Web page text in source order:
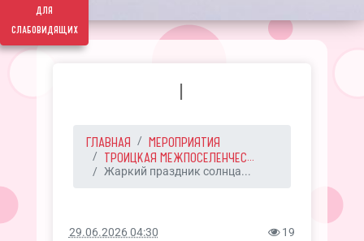
для
слабовидящих
I
ГЛАВНАЯ
МЕРОПРИЯТИЯ
ТРОИЦКАЯ МЕЖПОСЕЛЕНЧЕС...
Жаркий праздник солнца...
29.06.2026 04:30 19